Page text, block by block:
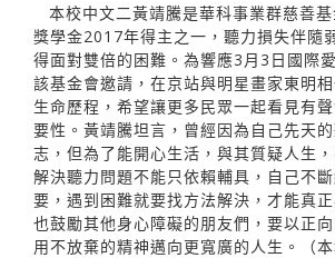
本校中文二黃靖騰是華科事業群慈善
獎學金2017年得主之一，聽力損失伴隨
得面對雙倍的困難。為響應3月3日國際
該基金會邀請，在京站與明星畫家東明
生命歷程，希望讓更多民眾一起看見有
要性。黃靖騰坦言，曾經因為自己先天
志，但為了能開心生活，與其質疑人生
解決聽力問題不能只依賴輔具，自己不
要，遇到困難就要找方法解決，才能真
也鼓勵其他身心障礙的朋友們，要以正
用不放棄的精神邁向更寬廣的人生。（本